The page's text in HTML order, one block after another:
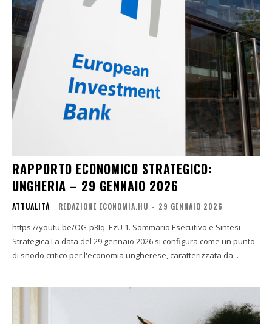
RAPPORTO ECONOMICO STRATEGICO:
UNGHERIA – 29 GENNAIO 2026
ATTUALITÀ REDAZIONE ECONOMIA.HU - 29 GENNAIO 2026
https://youtu.be/OG-p3Iq_EzU 1. Sommario Esecutivo e Sintesi
Strategica La data del 29 gennaio 2026 si configura come un punto
di snodo critico per l'economia ungherese, caratterizzata da...